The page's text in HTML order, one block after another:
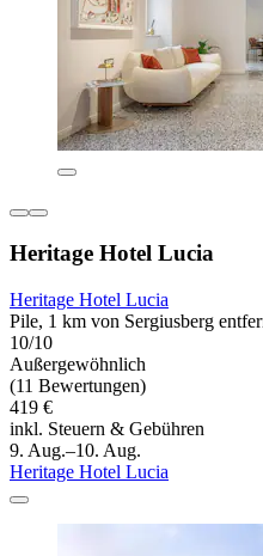
Heritage Hotel Lucia
Heritage Hotel Lucia
Pile, 1 km von Sergiusberg
10/10
Außergewöhnlich
(11 Bewertungen)
419 €
inkl. Steuern & Gebühren
9. Aug.–10. Aug.
Heritage Hotel Lucia